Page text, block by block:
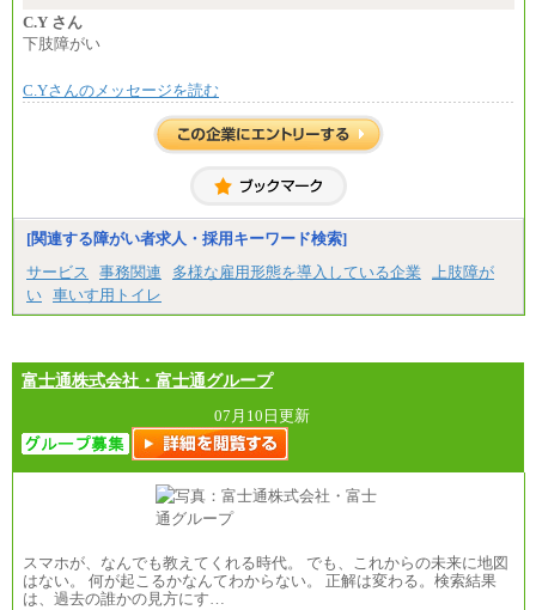
C.Y さん
下肢障がい
C.Yさんのメッセージを読む
[関連する障がい者求人・採用キーワード検索]
サービス
事務関連 多様な雇用形態を導入している企業
上肢障が
い 車いす用トイレ
富士通株式会社・富士通グループ
07月10日更新
スマホが、なんでも教えてくれる時代。 でも、これからの未来に地図
はない。 何が起こるかなんてわからない。 正解は変わる。検索結果
は、過去の誰かの見方にす…